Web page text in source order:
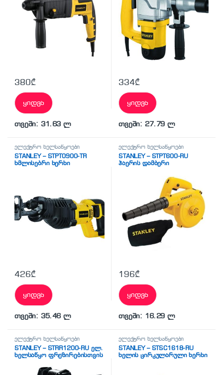
380₾
ყიდვა
თვეში: 31.63 ლ
334₾
ყიდვა
თვეში: 27.79 ლ
ელექტრო ხელსაწყოები
STANLEY – STPT0900-TR
ხმლისებრი ხერხი
426₾
ყიდვა
თვეში: 35.46 ლ
ელექტრო ხელსაწყოები
STANLEY – STPT600-RU
ჰაერის დამბერი
196₾
ყიდვა
თვეში: 16.29 ლ
ელექტრო ხელსაწყოები
STANLEY – STRR1200-RU ელ.
ხელსაწყო ფრეზირებისთვის
ელექტრო ხელსაწყოები
STANLEY – STSC1618-RU
ხელის ცირკულარული ხერხი